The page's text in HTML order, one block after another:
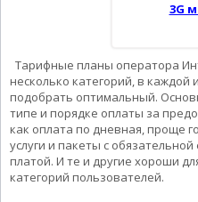
3G
Тарифные планы оператора
несколько категорий, в
подобрать оптимальный.
типе и порядке оплаты за
как оплата по дневная, проще
услуги и пакеты с
платой. И те и другие хороши
категорий пользователей.